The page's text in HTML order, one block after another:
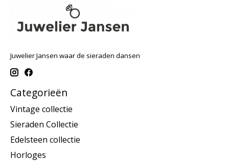
Juwelier Jansen waar de sieraden dansen
Categorieën
Vintage collectie
Sieraden Collectie
Edelsteen collectie
Horloges